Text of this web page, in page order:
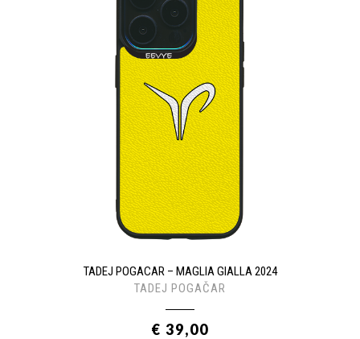
TADEJ POGACAR – MAGLIA GIALLA 2024
TADEJ POGAČAR
€ 39,00